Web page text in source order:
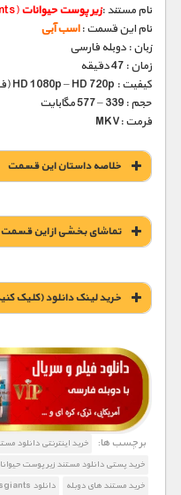
نام مستند :زیر پوست حیوانات(Inside Nature’s Giants)
نام این قسمت :اسب آبی
زبان : دوبله فارسی
زمان : 47 دقیقه
کیفیت : HD 1080p – HD 720p (فوق العاده)
حجم : 339 – 577 مگابایت
فرمت :MKV
خلاصه داستان این قسمت
تماشای بخشی از این
خريد لينک دانلود (کليک
1900 تومان – خريد لينک دانلود (افزودن به سبد خريد)
برچسب ها:
خرید اینترنتی دانلود
خرید پستی دانلود مستند زیر پوست
خرید مستند های دوبله
دانلود insidenaturesgiants